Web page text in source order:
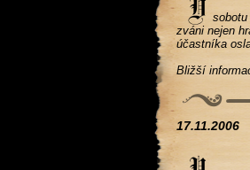
sobotu
zváni nejen
účastníka
Bližší
17.11.2006